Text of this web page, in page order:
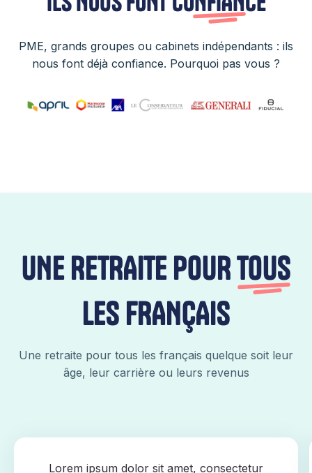
PME, grands groupes ou cabinets indépendants : ils
nous font déjà confiance. Pourquoi pas vous ?
UNE RETRAITE POURTOUS
LES FRANÇAIS
Une retraite pour tous les français quelque soit leur
âge, leur carrière ou leurs revenus
Lorem ipsum dolor sit amet, consectetur